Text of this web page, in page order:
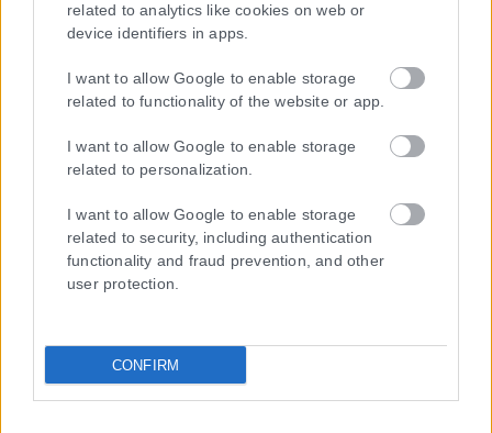
related to analytics like cookies on web or
device identifiers in apps.
I want to allow Google to enable storage
related to functionality of the website or app.
I want to allow Google to enable storage
related to personalization.
I want to allow Google to enable storage
related to security, including authentication
functionality and fraud prevention, and other
user protection.
CONFIRM
ΤΑ ΠΡΩΤΟΣΕΛΙΔΑ ΣΗΜΕΡΑ